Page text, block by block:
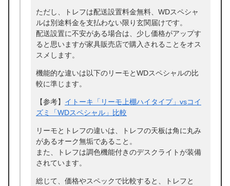
ただし、トレフは配送設置料金無料、WDスペシャ
ルは別途料金を支払わない限り玄関届けです。
配送設置に不安がある場合は、少し価格がアップす
ると思いますが家具販売店で購入されることをオス
スメします。
機能的な違いは以下のリーモとWDスペシャルの比
較に準じます。
【参考】 イトーキ「リーモ上棚ハイタイプ」vsコイ
ズミ「WDスペシャル」比較
リーモとトレフの違いは、トレフの天板は角に丸み
があるオーク無垢であること。
また、トレフは調色機能付きのデスクライトが装備
されています。
総じて、価格やスペックで比較すると、トレフと